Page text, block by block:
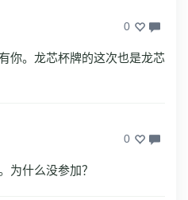
0
你。龙芯杯牌的这次也是龙芯
0
为什么没参加？